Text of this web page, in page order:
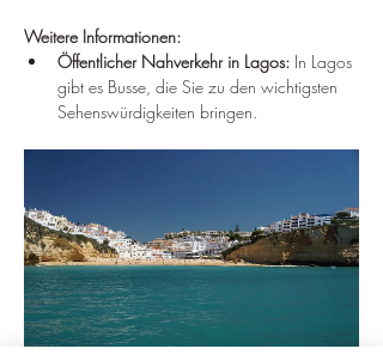
Weitere Informationen:
Öffentlicher Nahverkehr in Lagos: In Lagos
gibt es Busse, die Sie zu den wichtigsten
Sehenswürdigkeiten bringen.